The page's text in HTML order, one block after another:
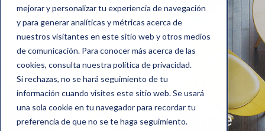
mejorar y personalizar tu experiencia de navegación
y para generar analíticas y métricas acerca de
nuestros visitantes en este sitio web y otros medios
de comunicación. Para conocer más acerca de las
cookies, consulta nuestra política de privacidad.
Si rechazas, no se hará seguimiento de tu
información cuando visites este sitio web. Se usará
una sola cookie en tu navegador para recordar tu
preferencia de que no se te haga seguimiento.
Sobre SERES
Te acompañamos en la
transformación digital de